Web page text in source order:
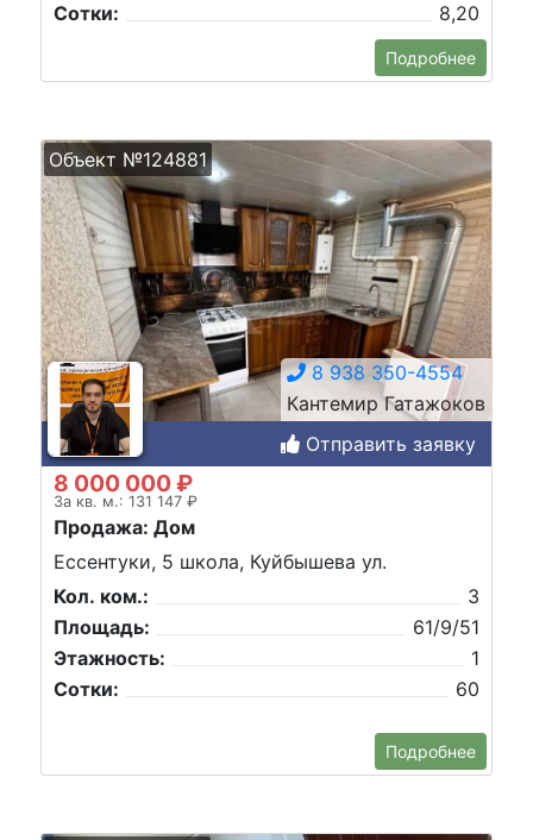
Сотки:
8,20
Подробнее
Объект №124881
8 938 350-4554
Кантемир Гатажоков
Отправить заявку
8 000 000 ₽
За кв. м.: 131 147 ₽
Продажа: Дом
Ессентуки, 5 школа, Куйбышева ул.
Кол. ком.:
3
Площадь:
61/9/51
Этажность:
1
Сотки:
60
Подробнее